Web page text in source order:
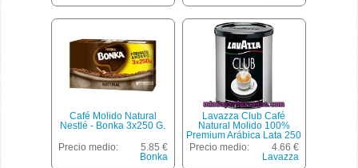
Café Molido Natural
Nestlé - Bonka 3x250 G.
Precio medio:
5.85 €
Bonka
Lavazza Club Café
Natural Molido 100%
Premium Arábica Lata 250
G
Precio medio:
4.66 €
Lavazza